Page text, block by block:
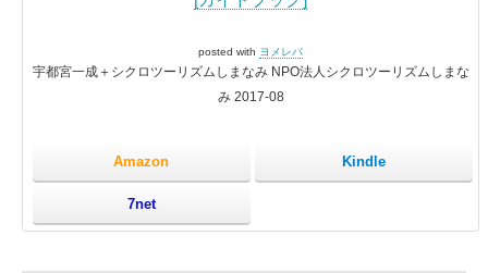
posted with ヨメレバ
宇都宮一成＋シクロツーリズムしまなみ NPO法人シクロツーリズムしまな
み 2017-08
Amazon Kindle
7net